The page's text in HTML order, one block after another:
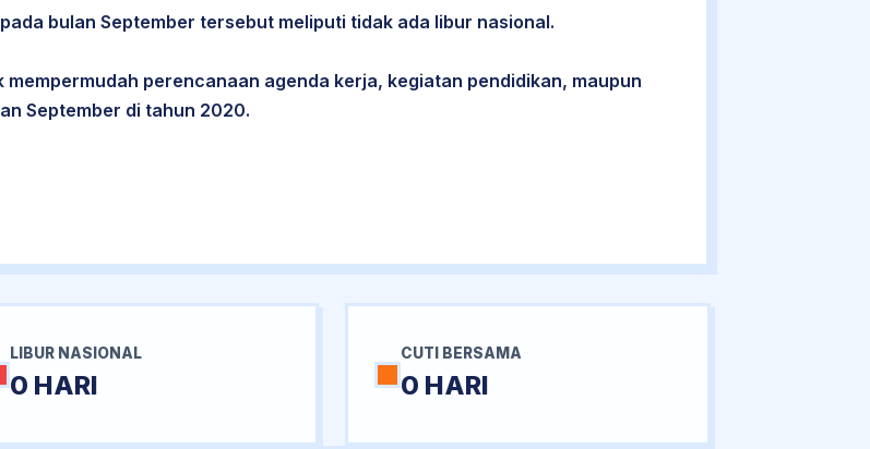
bulan September tersebut meliputi tidak ada libur nasional.
perencanaan agenda kerja, kegiatan pendidikan, maupun
September di tahun 2020.
LIBUR NASIONAL
0 HARI
CUTI BERSAMA
0 HARI